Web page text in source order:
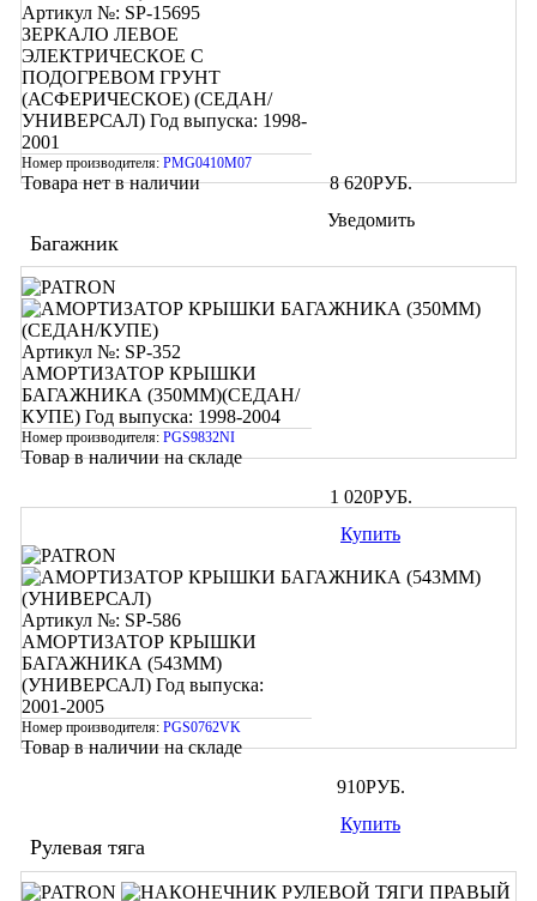
Артикул №: SP-15695
ЗЕРКАЛО ЛЕВОЕ
ЭЛЕКТРИЧЕСКОЕ С
ПОДОГРЕВОМ ГРУНТ
(АСФЕРИЧЕСКОЕ) (СЕДАН/
УНИВЕРСАЛ) Год выпуска: 1998-
2001
Номер производителя: PMG0410M07
Товара нет в наличии 8 620РУБ.
Уведомить
Багажник
Артикул №: SP-352
АМОРТИЗАТОР КРЫШКИ
БАГАЖНИКА (350ММ)(СЕДАН/
КУПЕ) Год выпуска: 1998-2004
Номер производителя: PGS9832NI
Товар в наличии на складе
1 020РУБ.
Купить
Артикул №: SP-586
АМОРТИЗАТОР КРЫШКИ
БАГАЖНИКА (543ММ)
(УНИВЕРСАЛ) Год выпуска:
2001-2005
Номер производителя: PGS0762VK
Товар в наличии на складе
910РУБ.
Купить
Рулевая тяга